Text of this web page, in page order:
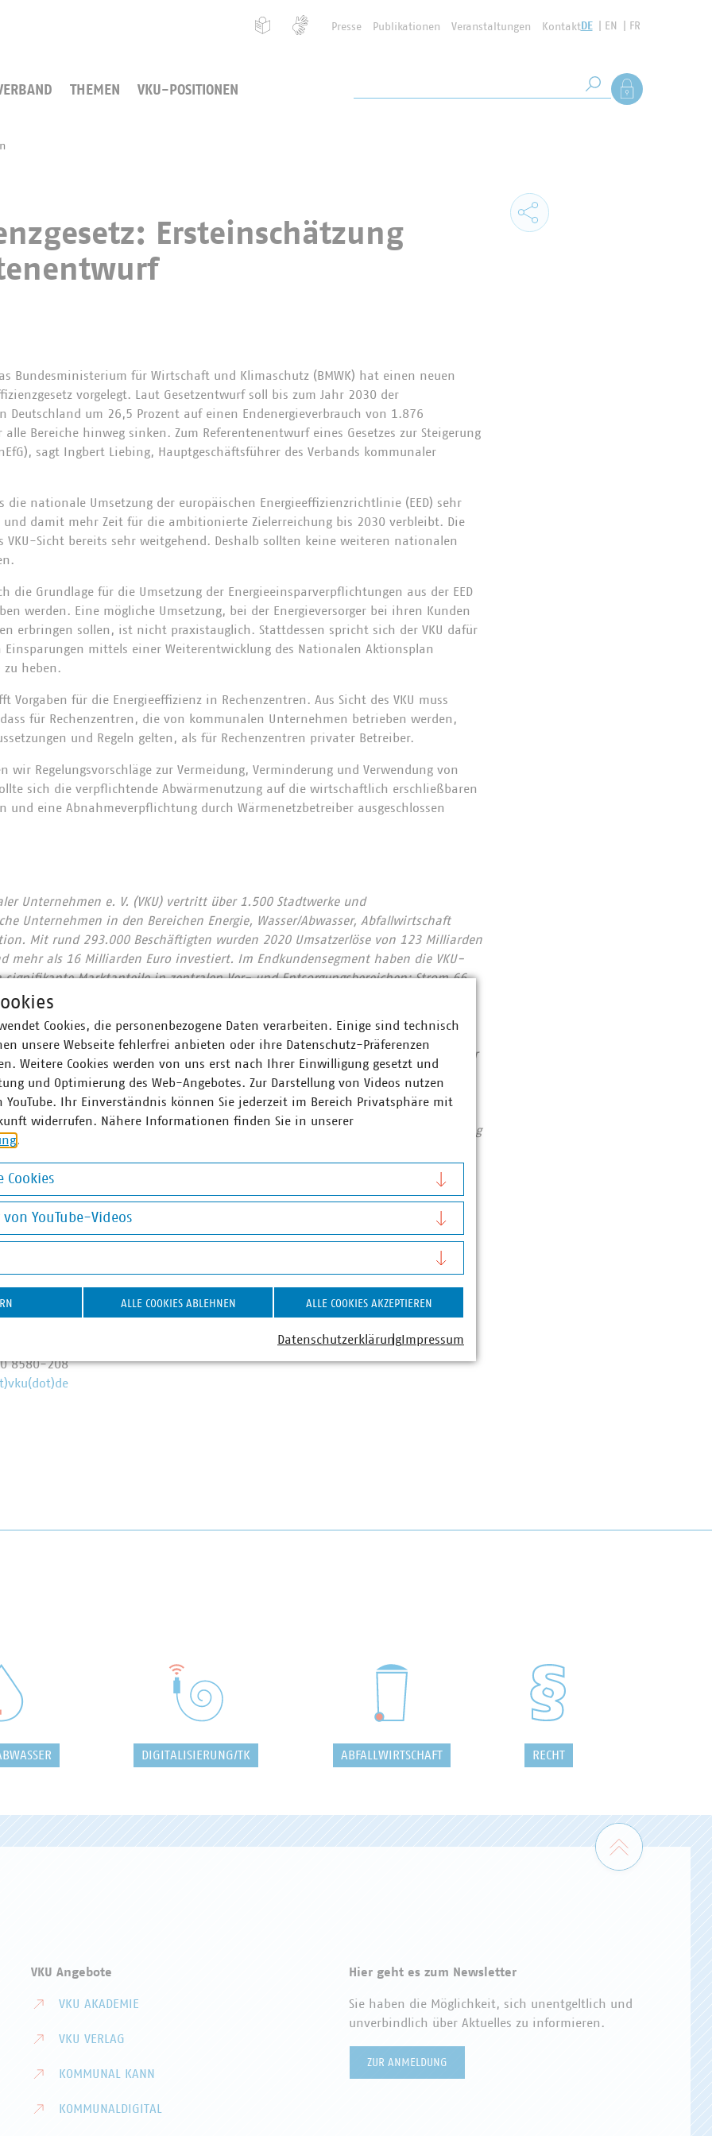
Presse Publikationen Veranstaltungen KontaktDE EN FR
THEMEN VKU-POSITIONEN Suche starten
Als Mitglied
Ersteinschätzung
Bundesministerium für Wirtschaft und Klimaschutz (BMWK) hat einen neuen
vorgelegt. Laut Gesetzentwurf soll bis zum Jahr 2030 der
Deutschland um 26,5 Prozent auf einen Endenergieverbrauch von 1.876
Bereiche hinweg sinken. Zum Referentenentwurf eines Gesetzes zur Steigerung
sagt Ingbert Liebing, Hauptgeschäftsführer des Verbands kommunaler
die nationale Umsetzung der europäischen Energieeffizienzrichtlinie (EED) sehr
damit mehr Zeit für die ambitionierte Zielerreichung bis 2030 verbleibt. Die
VKU-Sicht bereits sehr weitgehend. Deshalb sollten keine weiteren nationalen
die Grundlage für die Umsetzung der Energieeinsparverpflichtungen aus der EED
werden. Eine mögliche Umsetzung, bei der Energieversorger bei ihren Kunden
erbringen sollen, ist nicht praxistauglich. Stattdessen spricht sich der VKU dafür
Einsparungen mittels einer Weiterentwicklung des Nationalen Aktionsplan
zu heben.
Vorgaben für die Energieeffizienz in Rechenzentren. Aus Sicht des VKU muss
für Rechenzentren, die von kommunalen Unternehmen betrieben werden,
und Regeln gelten, als für Rechenzentren privater Betreiber.
wir Regelungsvorschläge zur Vermeidung, Verminderung und Verwendung von
sich die verpflichtende Abwärmenutzung auf die wirtschaftlich erschließbaren
und eine Abnahmeverpflichtung durch Wärmenetzbetreiber ausgeschlossen
Unternehmen e. V. (VKU) vertritt über 1.500 Stadtwerke und
Unternehmen in den Bereichen Energie, Wasser/Abwasser, Abfallwirtschaft
Mit rund 293.000 Beschäftigten wurden 2020 Umsatzerlöse von 123 Milliarden
mehr als 16 Milliarden Euro investiert. Im Endkundensegment haben die VKU-
signifikante Marktanteile in zentralen Ver- und Entsorgungsbereichen: Strom 66
Wärme 88 Prozent, Trinkwasser 89 Prozent, Abwasser 45 Prozent. Die
entsorgt jeden Tag 31.500 Tonnen Abfall und hat seit 1990 rund 76 Prozent
– damit ist sie der Hidden Champion des Klimaschutzes. Immer mehr
engagieren sich im Breitbandausbau: 206 Unternehmen investieren pro Jahr über
wollen 80 Prozent der kommunalen Unternehmen den
Anschlüsse für Antennen an ihr Glasfasernetz anbieten.
am Laufen – denn nichts geschieht, wenn es nicht vor Ort passiert: Unser Beitrag
Unsere Positionen:
mit Schwerpunkt
(Strom, Stromnetze,
8580-208
DIGITALISIERUNG/TK ABFALLWIRTSCHAFT RECHT
Zum
VKU Angebote
VKU AKADEMIE
VKU VERLAG
KOMMUNAL KANN
KOMMUNALDIGITAL
Hier geht es zum Newsletter
Sie haben die Möglichkeit, sich unentgeltlich und
unverbindlich über Aktuelles zu informieren.
ZUR ANMELDUNG
Cookies, die personenbezogene Daten verarbeiten. Einige sind technisch
unsere Webseite fehlerfrei anbieten oder ihre Datenschutz-Präferenzen
Weitere Cookies werden von uns erst nach Ihrer Einwilligung gesetzt und
und Optimierung des Web-Angebotes. Zur Darstellung von Videos nutzen
YouTube. Ihr Einverständnis können Sie jederzeit im Bereich Privatsphäre mit
widerrufen. Nähere Informationen finden Sie in unserer
.
Cookies
von YouTube-Videos
YouTube-Videos
ALLE COOKIES ABLEHNEN ALLE COOKIES AKZEPTIEREN
DatenschutzerklärungImpressum